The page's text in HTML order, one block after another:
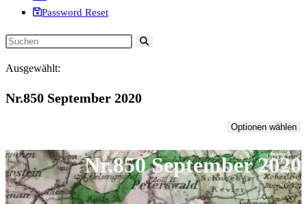
Password Reset
Diese
durchsuchen
Ausgewählt:
Nr.850 September 2020
Optionen wählen
Nr.850 September 2020